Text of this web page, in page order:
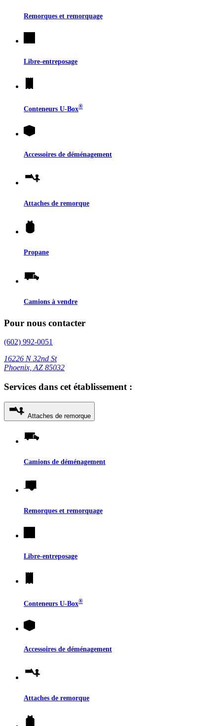
Remorques et remorquage
Libre-entreposage
Conteneurs U-Box®
Accessoires de déménagement
Attaches de remorque
Propane
Camions à vendre
Pour nous contacter
(602) 992-0051
16226 N 32nd St
Phoenix, AZ 85032
Services dans cet établissement :
Attaches de remorque
Camions de déménagement
Remorques et remorquage
Libre-entreposage
Conteneurs U-Box®
Accessoires de déménagement
Attaches de remorque